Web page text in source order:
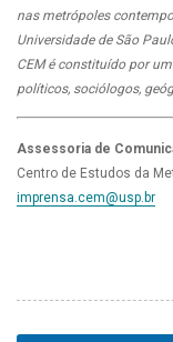
nas metrópoles
Universidade de São
CEM é constituído por
políticos, sociólogos,
Assessoria de
Centro de Estudos da
imprensa.cem@usp.br